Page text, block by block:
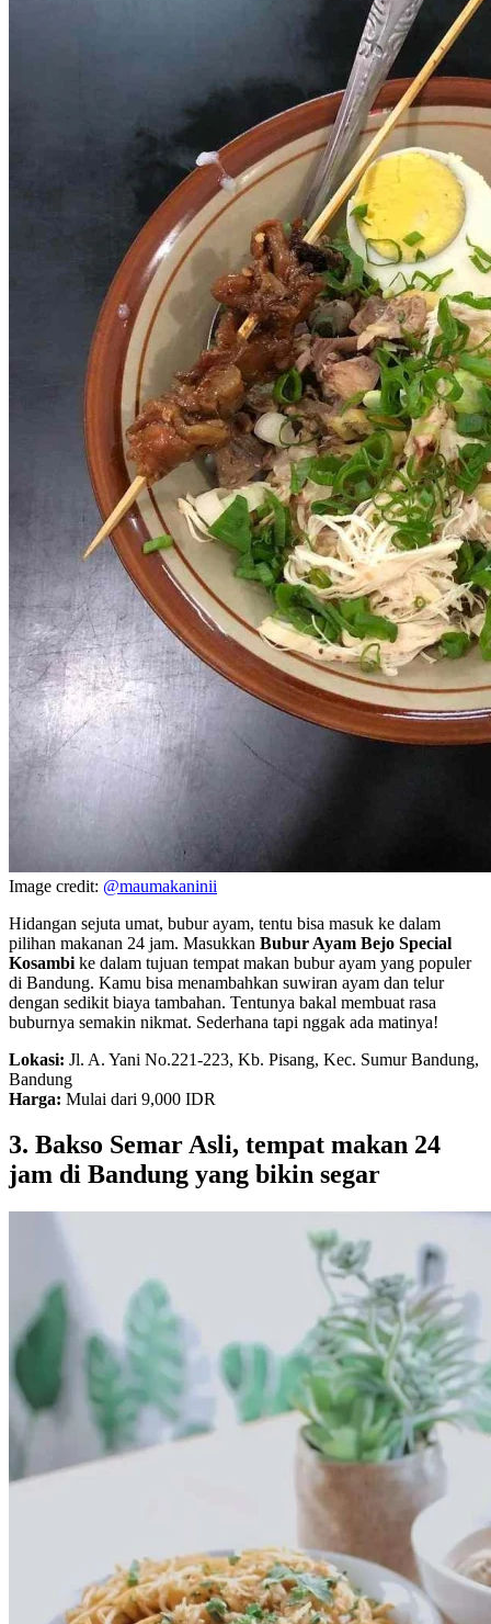
Image credit: @maumakaninii
Hidangan sejuta umat, bubur ayam, tentu bisa masuk ke dalam
pilihan makanan 24 jam. Masukkan Bubur Ayam Bejo Special
Kosambi ke dalam tujuan tempat makan bubur ayam yang populer
di Bandung. Kamu bisa menambahkan suwiran ayam dan telur
dengan sedikit biaya tambahan. Tentunya bakal membuat rasa
buburnya semakin nikmat. Sederhana tapi nggak ada matinya!
Lokasi: Jl. A. Yani No.221-223, Kb. Pisang, Kec. Sumur Bandung,
Bandung
Harga: Mulai dari 9,000 IDR
3. Bakso Semar Asli, tempat makan 24
jam di Bandung yang bikin segar